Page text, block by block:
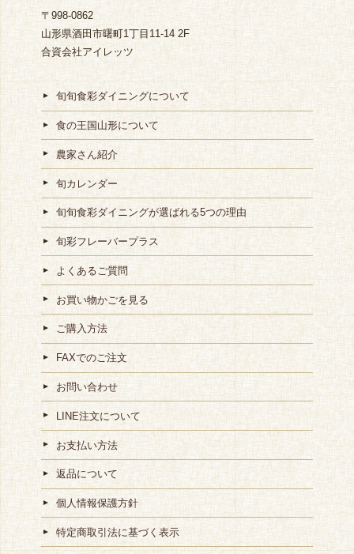
〒998-0862
山形県酒田市曙町1丁目11-14 2F
合資会社アイレッツ
旬旬食彩ダイニングについて
食の王国山形について
農家さん紹介
旬カレンダー
旬旬食彩ダイニングが選ばれる5つの理由
旬彩フレーバープラス
よくあるご質問
お買い物かごを見る
ご購入方法
FAXでのご注文
お問い合わせ
LINE注文について
お支払い方法
返品について
個人情報保護方針
特定商取引法に基づく表示